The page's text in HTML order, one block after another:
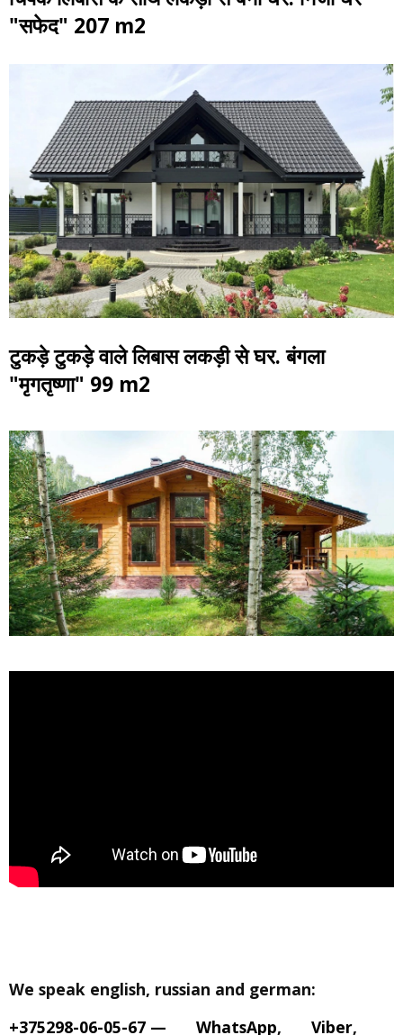
"सफेद" 207 m2
टुकड़े टुकड़े वाले लिबास लकड़ी से घर. बंगला
"मृगतृष्णा" 99 m2
We speak english, russian and german:
+375298-06-05-67 — WhatsApp, Viber,